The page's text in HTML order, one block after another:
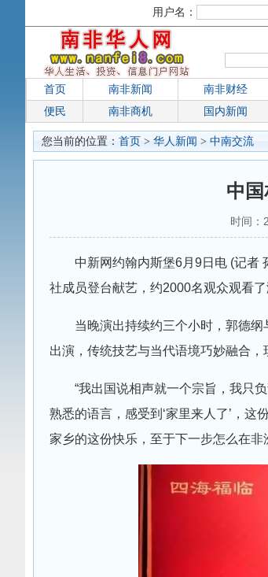
用户名：
首页 南非新闻 南非财经
便民
南非商机 国内新闻
您当前的位置： 首页 > 华人新闻 > 中南交流
中
时间：
中新网约翰内斯堡6月9日电 (记者
社成员登台献艺，约2000名观众观看
当晚演出持续约三个小时，郭德
出演，传统技艺与当代语境巧妙融合，
“我出国说相声就一个宗旨，我只
熟悉的语言，感受到‘家里来人了’，
家乡的这份快乐，至于下一步怎么在非